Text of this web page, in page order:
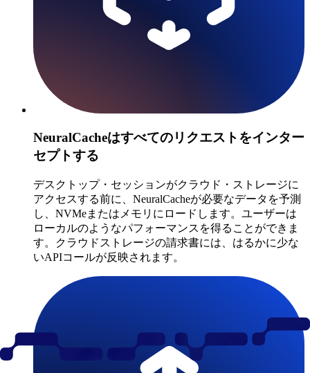
NeuralCacheはすべてのリクエストをインター
セプトする
デスクトップ・セッションがクラウド・ストレージに
アクセスする前に、NeuralCacheが必要なデータを予測
し、NVMeまたはメモリにロードします。ユーザーは
ローカルのようなパフォーマンスを得ることができま
す。クラウドストレージの請求書には、はるかに少な
いAPIコールが反映されます。